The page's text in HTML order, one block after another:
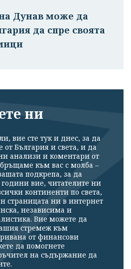
Дунав може да
да спре своята
ни
вие сте тук и днес, за да
от България и света, и да
анализи и коментари от
към вас с молба –
подкрепа, за да
вие, читателите ни
континенти по света,
страницата ни в интернет
независима и
Вие можете да
стремеж към
от финансови
да помогнете
на съдържание да